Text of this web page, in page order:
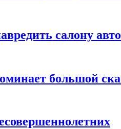
салону
большой